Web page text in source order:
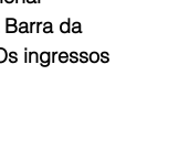
Barra da
ingressos